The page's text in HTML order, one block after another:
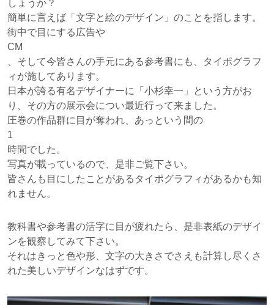
しょうか？
簡単に言えば「文字と絵のデザイン」のことを指します。
街中で目にする広告や
CM
、そして今皆さんの手元にある参考書にも、タイポグラフ
ィが施してあります。
日本が誇る有名デザイナーに「小杉幸一」という方がお
り、その方の展示会につい最近行って来ました。
圧巻の作品群に目が奪われ、あっという間の
1
時間でした。
写真が載っているので、是非ご覧下さい。
皆さんも目にしたことがあるタイポグラフィがあるかも知
れません。
教科書や参考書の活字に目が疲れたら、是非表紙のデザイ
ンを観察してみて下さい。
それはきっと色や形、文字の大きさでさえも計算し尽くさ
れた美しいデザインなはずです。